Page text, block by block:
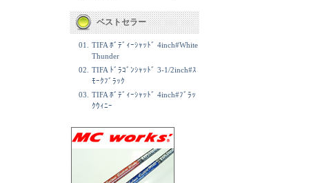
ベストセラー
01.
TIFA ﾎﾞﾃﾞｨｰｼｬｯﾄﾞ 4inch#White
Thunder
02.
TIFA ﾄﾞﾗｺﾞﾝｼｬｯﾄﾞ 3-1/2inch#ｽ
ﾓｰｸﾌﾞﾗｯｸ
03.
TIFA ﾎﾞﾃﾞｨｰｼｬｯﾄﾞ 4inch#ﾌﾞﾗｯ
ｸｳｨﾆｰ